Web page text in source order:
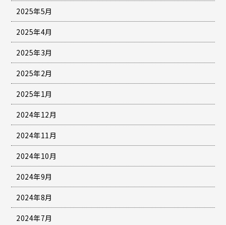
2025年5月
2025年4月
2025年3月
2025年2月
2025年1月
2024年12月
2024年11月
2024年10月
2024年9月
2024年8月
2024年7月